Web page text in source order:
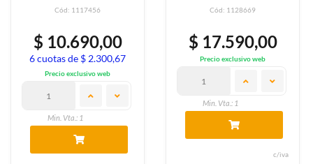
Cód: 1117456
$ 10.690,00
6 cuotas de $ 2.300,67
Precio exclusivo web
Min. Vta.: 1
Cód: 1128669
$ 17.590,00
Precio exclusivo web
Min. Vta.: 1
c/iva